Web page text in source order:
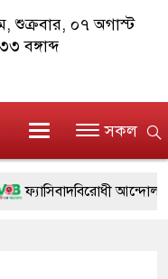
০৭ অগাস্ট ২০২৬,
সকল
ফ্যাসিবাদবিরোধী আন্দোলনে